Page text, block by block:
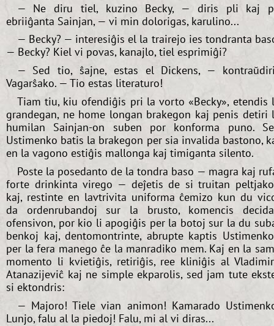
— Ne diru tiel, kuzino Becky, — diris pli kaj
ebriiĝanta Sainjan, — vi min dolorigas, karulino...
— Becky? — interesiĝis el la trairejo ies tondranta
— Becky? Kiel vi povas, kanajlo, tiel esprimiĝi?
— Sed tio, ŝajne, estas el Dickens, —
Vagarŝako. — Tio estas literaturo!
Tiam tiu, kiu ofendiĝis pri la vorto «Becky», etendis
grandegan, ne home longan brakegon kaj penis detiri
humilan Sainjan-on suben por konforma puno.
Ustimenko batis la brakegon per sia invalida bastono,
en la vagono estiĝis mallonga kaj timiganta silento.
Poste la posedanto de la tondra baso — magra kaj
forte drinkinta virego — deĵetis de si truitan
kaj, restinte en lavtrivita uniforma ĉemizo kun du
da ordenrubandoj sur la brusto, komencis
ofensivon, por kio li apogiĝis per la botoj sur la du
benkoj kaj, dentomontrinte, abrupte kaptis
per la fera manego ĉe la manradiko mem. Kaj en la
momento li kvietiĝis, retiriĝis, ree kliniĝis al
Atanazijeviĉ kaj ne simple ekparolis, sed jam tute
si ektondris:
— Majoro! Tiele vian animon! Kamarado
Lunjo, falu al la piedoj! Falu, mi al vi diras...